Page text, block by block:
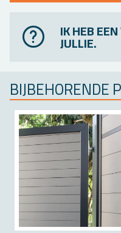
IK HEB
JULLIE.
BIJ­BE­HO­REN­DE